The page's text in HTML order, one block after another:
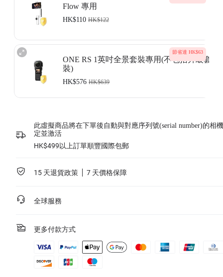
過 18 日
。服務購買完成以後，服務協議將會發送到您的指定電郵地
址，請您注意查收。
非Insta360正式發布的產品、合作項目或聯名產品不包括在內。
了解詳情
Flow 專用
HK$110 HK$122
。
此服務僅適用於您已經成功購買了Insta360產品，並且產品未激活或者
激活時間不超過15日。服務購買完成以後，服務協議將會發送到您的指
定電郵地址，請您注意查收。
非Insta360正式發布的產品、合作項目或聯名產品不包括在內。
了解詳情
節省達 HK$63
ONE RS 1英吋全景套裝專用(不包括升級套
裝)
HK$576 HK$639
此服務僅適用於您已經成功購買了Insta360產品，並且產品未激活或者
激活時間不超過15日。服務購買完成以後，服務協議將會發送到您的指
定電郵地址，請您注意查收。
非Insta360正式發布的產品、合作項目或聯名產品不包括在內。
此虛擬商品將在下單後自動與對應序列號(serial number)的相
定並激活
HK$499以上訂單順豐國際包郵
15 天退貨政策 7 天價格保障
全球服務
更多付款方式